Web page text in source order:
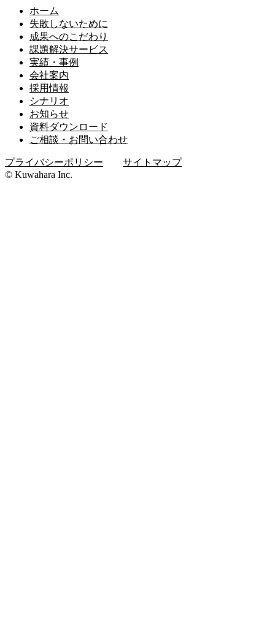
ホーム
失敗しないために
成果へのこだわり
課題解決サービス
実績・事例
会社案内
採用情報
シナリオ
お知らせ
資料ダウンロード
ご相談・お問い合わせ
プライバシーポリシー
サイトマップ
© Kuwahara Inc.